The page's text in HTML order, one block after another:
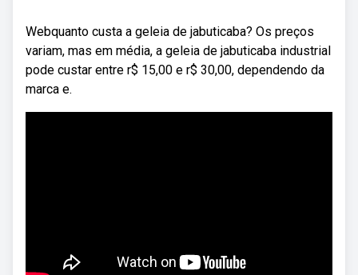
Webquanto custa a geleia de jabuticaba? Os preços
variam, mas em média, a geleia de jabuticaba industrial
pode custar entre r$ 15,00 e r$ 30,00, dependendo da
marca e.